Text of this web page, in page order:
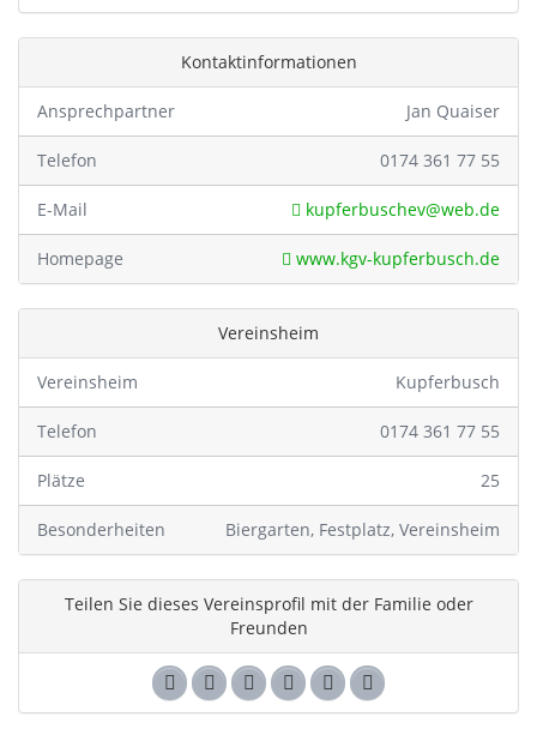
Kontaktinformationen
Ansprechpartner Jan Quaiser
Telefon 0174 361 77 55
E-Mail kupferbuschev@web.de
Homepage www.kgv-kupferbusch.de
Vereinsheim
Vereinsheim Kupferbusch
Telefon 0174 361 77 55
Plätze 25
Besonderheiten Biergarten, Festplatz, Vereinsheim
Teilen Sie dieses Vereinsprofil mit der Familie oder
Freunden